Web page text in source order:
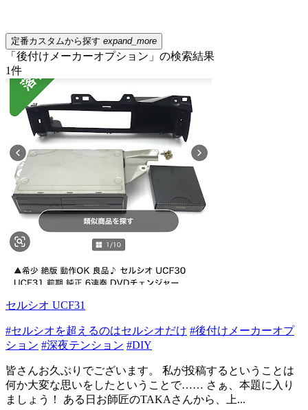
定番カスタムから探す expand_more
「後付けメーカーオプション」の検索結果
1件
セルシオ UCF31
#セルシオを超えるのはセルシオだけ #後付けメーカーオプ
ション #深夜テンション #DIY
皆さんお久ぶりでございます。 私が投稿するということは
何か大変な思いをしたということで…… さぁ、本題に入り
ましょう！ ある日お師匠のTAKAさんから、上...